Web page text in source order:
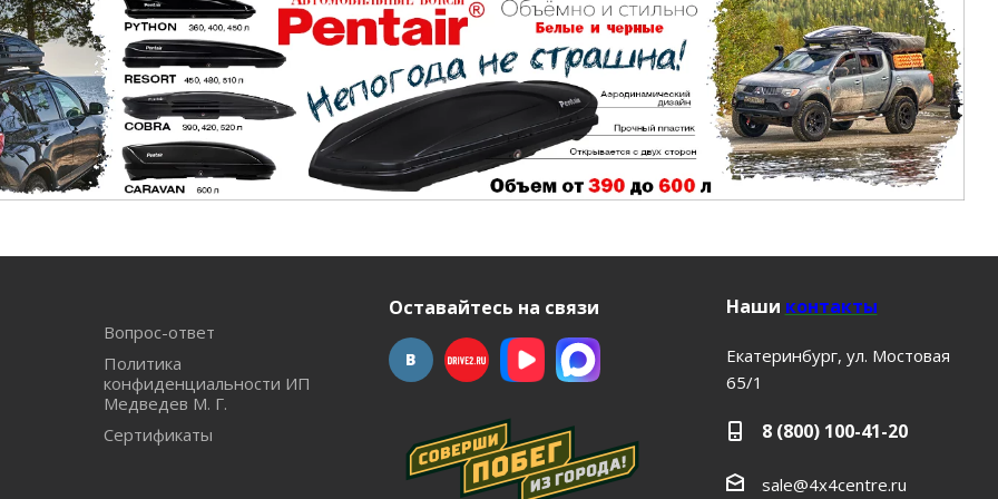
Вопрос-ответ
Политика
конфиденциальности ИП
Медведев М. Г.
Сертификаты
Оставайтесь на связи Наши контакты
Екатеринбург, ул. Мостовая
65/1
8 (800) 100-41-20
sale@4x4centre.ru